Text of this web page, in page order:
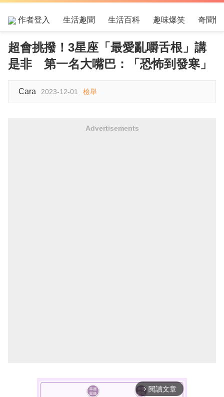
作者登入 生活趣聞 生活百科 趣味爆笑 奇聞怪
超會挑撥！3星座「最愛亂嚼舌根」講
是非 第一名大嘴巴：「恐怖到發寒」
Cara 2023-12-01 檢舉
Advertisements
arrow_forward_ios 閱讀文章